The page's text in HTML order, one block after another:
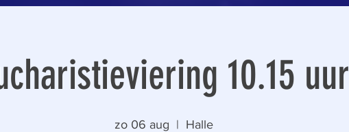
10.15 uur
zo 06 aug
  |
Halle